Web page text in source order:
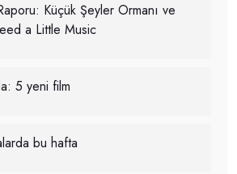
Küçük Şeyler Ormanı ve
a Little Music
5 yeni film
bu hafta